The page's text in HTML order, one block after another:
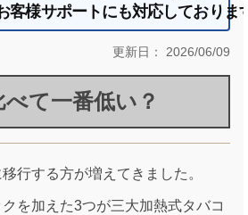
客様サポートにも対応しておりま
更新日： 2026/06/09
て一番低い？
行する方が増えてきました。
を加えた3つが三大加熱式タバコ